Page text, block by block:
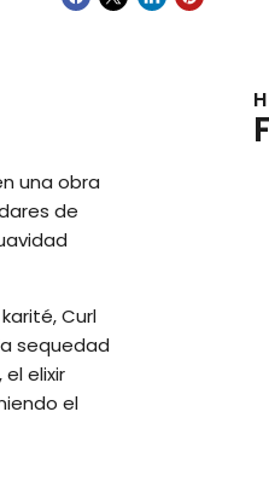
una obra
de
Curl
sequedad
elixir
el